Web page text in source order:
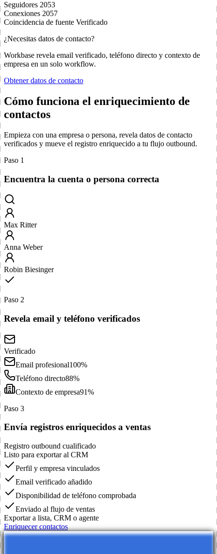
Seguidores 2053
Conexiones 2057
Coincidencia de fuente Verificado
¿Necesitas datos de contacto?
Workbase revela email verificado, teléfono directo y contexto de
empresa en un solo workflow.
Obtener datos de contacto
Cómo funciona el enriquecimiento de
contactos
Empieza con una empresa o persona, revela datos de contacto
verificados y mueve el registro enriquecido a tu flujo outbound.
Paso 1
Encuentra la cuenta o persona correcta
Max Ritter
Anna Weber
Robin Biesinger
Paso 2
Revela email y teléfono verificados
Verificado
Email profesional100%
Teléfono directo88%
Contexto de empresa91%
Paso 3
Envía registros enriquecidos a ventas
Registro outbound cualificado
Listo para exportar al CRM
Perfil y empresa vinculados
Email verificado añadido
Disponibilidad de teléfono comprobada
Enviado al flujo de ventas
Exportar a lista, CRM o agente
Enriquecer contactos